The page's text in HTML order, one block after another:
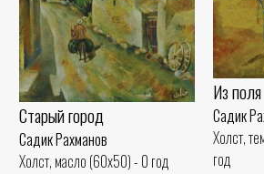
Старый город
Садик Рахманов
Холст, масло (60x50) - 0 год
Из поля
Садик
Холст,
год